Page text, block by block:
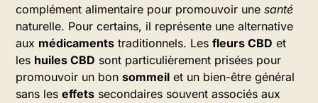
complément alimentaire pour promouvoir une santé
naturelle. Pour certains, il représente une alternative
aux médicaments traditionnels. Les fleurs CBD et
les huiles CBD sont particulièrement prisées pour
promouvoir un bon sommeil et un bien-être général
sans les effets secondaires souvent associés aux